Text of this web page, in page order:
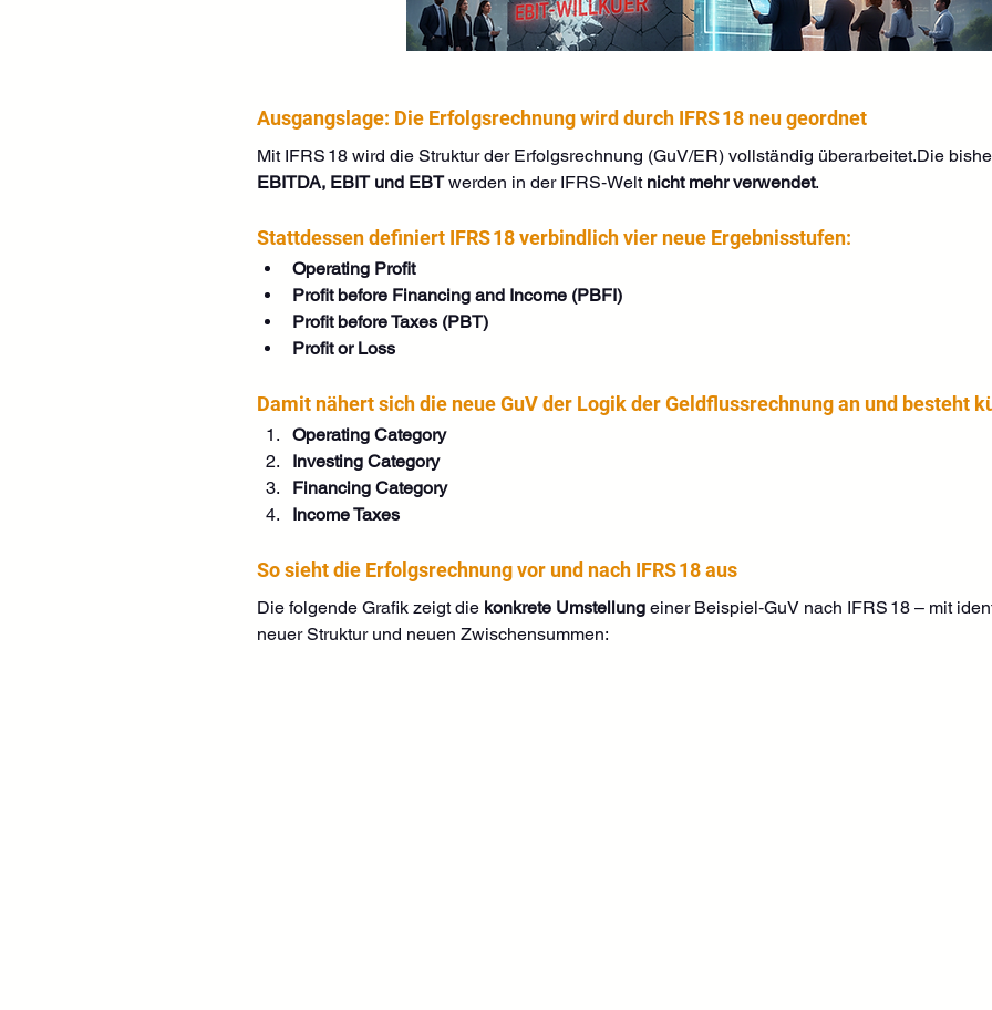
Ausgangslage: Die Erfolgsrechnung wird durch IFRS 18 neu geordnet
Mit IFRS 18 wird die Struktur der Erfolgsrechnung (GuV/ER) vollständig überarbeitet.Die
EBITDA, EBIT und EBT werden in der IFRS‑Welt nicht mehr verwendet.
Stattdessen definiert IFRS 18 verbindlich vier neue Ergebnisstufen:
Operating Profit
Profit before Financing and Income (PBFI)
Profit before Taxes (PBT)
Profit or Loss
Damit nähert sich die neue GuV der Logik der Geldflussrechnung an und besteht
Operating Category
Investing Category
Financing Category
Income Taxes
So sieht die Erfolgsrechnung vor und nach IFRS 18 aus
Die folgende Grafik zeigt die konkrete Umstellung einer Beispiel‑GuV nach IFRS 18 – mit
neuer Struktur und neuen Zwischensummen: